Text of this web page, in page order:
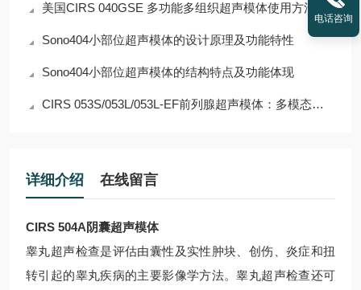
美国CIRS 040GSE 多功能多组织超声模体使用方法详解
Sono404小部位超声模体的设计原理及功能特性
Sono404小部位超声模体的结构特点及功能体现
CIRS 053S/053L/053L-EF前列腺超声模体：多模态介入手术质控与实训标准体模
详细介绍 在线留言
CIRS 504A阴囊超声模体
睾丸超声检查是评估由囊性及实性肿块、创伤、炎症和扭
转引起的睾丸疾病的主要影像学方法。睾丸超声检查还可
电话咨询